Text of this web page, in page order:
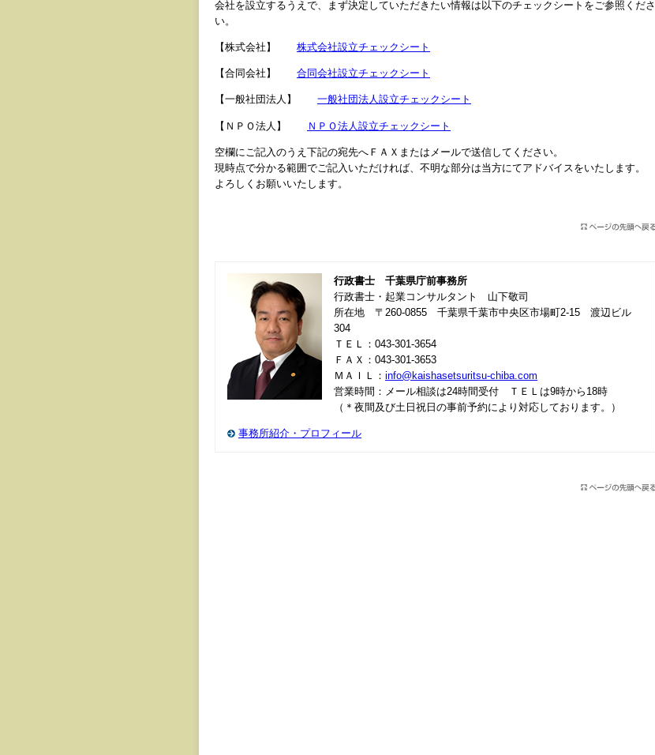
会社を設立するうえで、まず決定していただきたい情報は以下のチェックシートをご参照くださ
い。
【株式会社】 株式会社設立チェックシート
【合同会社】 合同会社設立チェックシート
【一般社団法人】 一般社団法人設立チェックシート
【ＮＰＯ法人】 ＮＰＯ法人設立チェックシート
空欄にご記入のうえ下記の宛先へＦＡＸまたはメールで送信してください。
現時点で分かる範囲でご記入いただければ、不明な部分は当方にてアドバイスをいたします。
よろしくお願いいたします。
行政書士 千葉県庁前事務所
行政書士・起業コンサルタント 山下敬司
所在地 〒260-0855 千葉県千葉市中央区市場町2-15 渡辺ビル
304
ＴＥＬ：043-301-3654
ＦＡＸ：043-301-3653
ＭＡＩＬ： info@kaishasetsuritsu-chiba.com
営業時間：メール相談は24時間受付 ＴＥＬは9時から18時
（＊夜間及び土日祝日の事前予約により対応しております。）
事務所紹介・プロフィール